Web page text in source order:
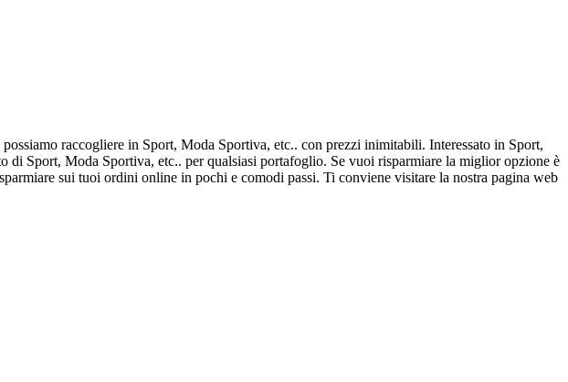
raccogliere in Sport, Moda Sportiva, etc.. con prezzi inimitabili. Interessato in Sport,
di Sport, Moda Sportiva, etc.. per qualsiasi portafoglio. Se vuoi risparmiare la miglior opzione è
sui tuoi ordini online in pochi e comodi passi. Ti conviene visitare la nostra pagina web